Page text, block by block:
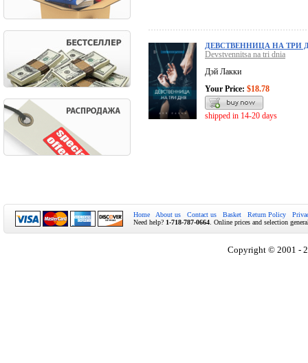
ДЕВСТВЕННИЦА НА ТРИ
Devstvennitsa na tri dnia
Дэй Лакки
Your Price: $18.78
shipped in 14-20 days
Home About us Contact us Basket Return Policy
Need help? 1-718-787-0664 . Online prices and selection
Copyright © 2001 -